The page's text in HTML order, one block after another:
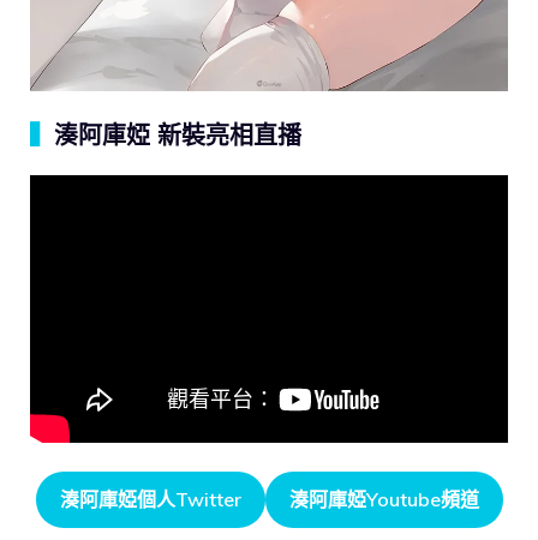
湊阿庫婭 新裝亮相直播
湊阿庫婭個人Twitter 湊阿庫婭Youtube頻道